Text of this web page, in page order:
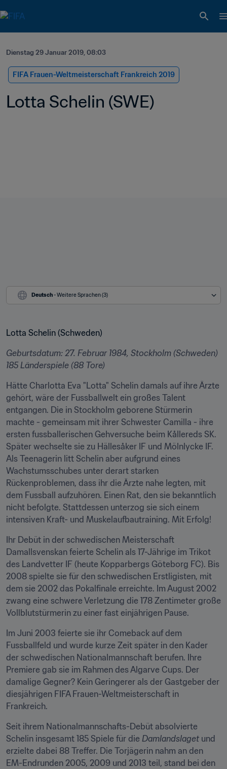
Dienstag 29 Januar 2019, 08:03
FIFA Frauen-Weltmeisterschaft Frankreich 2019
Lotta Schelin (SWE)
Deutsch - Weitere Sprachen (3)
Lotta Schelin (Schweden)
Geburtsdatum: 27. Februar 1984, Stockholm (Schweden)
185 Länderspiele (88 Tore)
Hätte Charlotta Eva "Lotta" Schelin damals auf ihre Ärzte
gehört, wäre der Fussballwelt ein großes Talent
entgangen. Die in Stockholm geborene Stürmerin
machte - gemeinsam mit ihrer Schwester Camilla - ihre
ersten fussballerischen Gehversuche beim Kållereds SK.
Später wechselte sie zu Hällesåker IF und Mölnlycke IF.
Als Teenagerin litt Schelin aber aufgrund eines
Wachstumsschubes unter derart starken
Rückenproblemen, dass ihr die Ärzte nahe legten, mit
dem Fussball aufzuhören. Einen Rat, den sie bekanntlich
nicht befolgte. Stattdessen unterzog sie sich einem
intensiven Kraft- und Muskelaufbautraining. Mit Erfolg!
Ihr Debüt in der schwedischen Meisterschaft
Damallsvenskan feierte Schelin als 17-Jährige im Trikot
des Landvetter IF (heute Kopparbergs Göteborg FC). Bis
2008 spielte sie für den schwedischen Erstligisten, mit
dem sie 2002 das Pokalfinale erreichte. Im August 2002
zwang eine schwere Verletzung die 178 Zentimeter große
Vollblutstürmerin zu einer fast einjährigen Pause.
Im Juni 2003 feierte sie ihr Comeback auf dem
Fussballfeld und wurde kurze Zeit später in den Kader
der schwedischen Nationalmannschaft berufen. Ihre
Premiere gab sie im Rahmen des Algarve Cups. Der
damalige Gegner? Kein Geringerer als der Gastgeber der
diesjährigen FIFA Frauen-Weltmeisterschaft in
Frankreich.
Seit ihrem Nationalmannschafts-Debüt absolvierte
Schelin insgesamt 185 Spiele für die Damlandslaget und
erzielte dabei 88 Treffer. Die Torjägerin nahm an den
EM-Endrunden 2005, 2009 und 2013 teil, stand bei den